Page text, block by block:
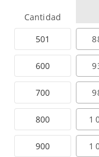
Cantidad
501
600
700
800
900
1
1